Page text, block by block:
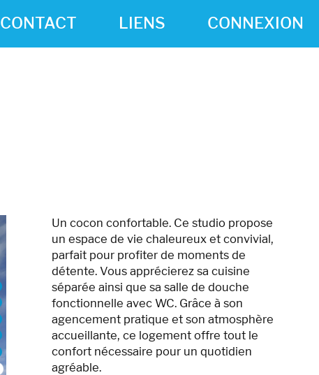
CONTACT LIENS CONNEXION
Un cocon confortable. Ce studio propose
un espace de vie chaleureux et convivial,
parfait pour profiter de moments de
détente. Vous apprécierez sa cuisine
séparée ainsi que sa salle de douche
fonctionnelle avec WC. Grâce à son
agencement pratique et son atmosphère
accueillante, ce logement offre tout le
confort nécessaire pour un quotidien
agréable.